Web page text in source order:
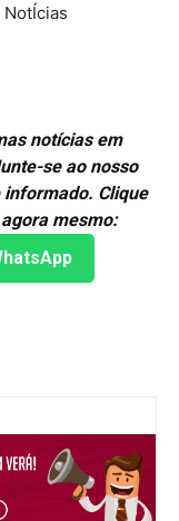
notícias em
se ao nosso
informado. Clique
mesmo: